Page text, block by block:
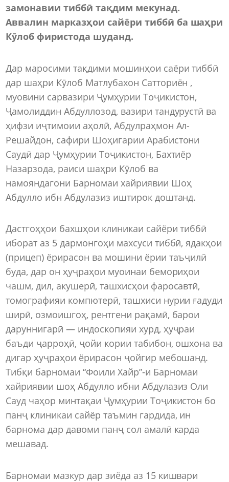
замонавии тиббӣ тақдим мекунад.
Аввалин марказҳои сайёри тиббӣ ба шаҳри
Кӯлоб фиристода шуданд.
Дар маросими тақдими мошинҳои саёри тиббӣ
дар шаҳри Кӯлоб Матлубахон Сатториён ,
муовини сарвазири Ҷумҳурии Тоҷикистон,
Ҷамолиддин Абдуллозод, вазири тандурустӣ ва
ҳифзи иҷтимоии аҳолӣ, Абдулраҳмон Ал-
Решайдон, сафири Шоҳигарии Арабистони
Саудӣ дар Ҷумҳурии Тоҷикистон, Бахтиёр
Назарзода, раиси шаҳри Кӯлоб ва
намояндагони Барномаи хайриявии Шоҳ
Абдулло ибн Абдулазиз иштирок доштанд.
Дастгоҳҳои бахшҳои клиникаи сайёри тиббӣ
иборат аз 5 дармонгоҳи махсуси тиббӣ, ядакҳои
(прицеп) ёрирасон ва мошини ёрии таъҷилӣ
буда, дар он ҳуҷраҳои муоинаи бемориҳои
чашм, дил, акушерӣ, ташхисҳои фаросавтӣ,
томографияи компютерӣ, ташхиси нурии ғадуди
ширӣ, озмоишгоҳ, рентгени рақамӣ, барои
даруннигарӣ — индоскопияи хурд, ҳуҷраи
баъди ҷарроҳӣ, ҷойи кории табибон, ошхона ва
дигар ҳуҷраҳои ёрирасон ҷойгир мебошанд.
Тибқи барномаи “Фоили Хайр”-и Барномаи
хайриявии шоҳ Абдулло ибни Абдулазиз Оли
Сауд чаҳор минтақаи Ҷумҳурии Тоҷикистон бо
панҷ клиникаи сайёр таъмин гардида, ин
барнома дар давоми панҷ сол амалӣ карда
мешавад.
Барномаи мазкур дар зиёда аз 15 кишвари